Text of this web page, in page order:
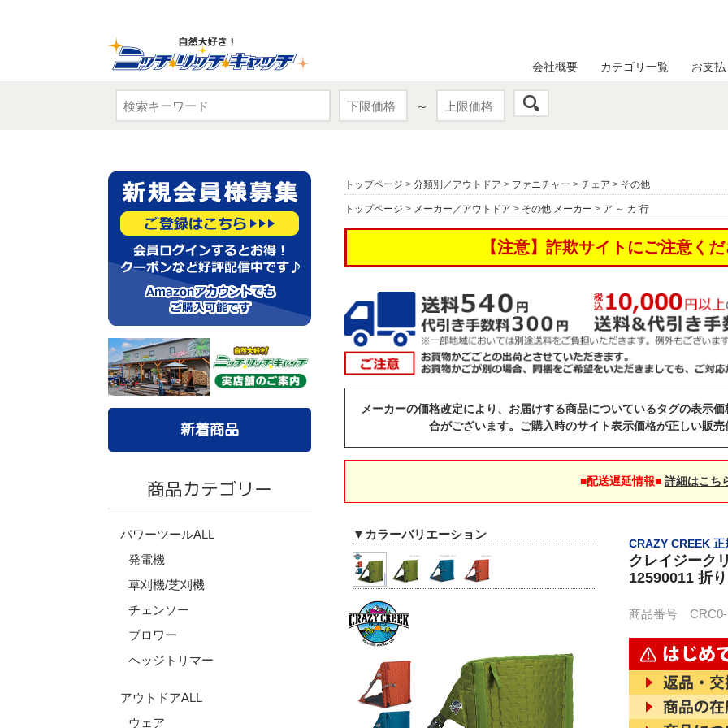
～
会社概要 カテゴリ一覧 お支
新着商品
商品カテゴリー
パワーツールALL
発電機
草刈機/芝刈機
チェンソー
ブロワー
ヘッジトリマー
アウトドアALL
ウェア
トップページ > 分類別／アウトドア > ファニチャー > チェア > その他
トップページ > メーカー／アウトドア > その他 メーカー > ア ～ カ 行
【注意】詐欺サイトにご注意く
メーカーの価格改定により、お届けする商品についているタグの表示
合がございます。ご購入時のサイト表示価格が正しい販
■配送遅延情報■ 詳細はこち
CRAZY CREEK 正
クレイジーク
12590011 折
商品番号 CRC0-
▼カラーバリエーション